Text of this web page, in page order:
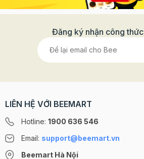
Đăng ký nhận công
LIÊN HỆ VỚI BEEMART
Hotline: 1900 636 546
Email: support@beemart.vn
Beemart Hà Nội